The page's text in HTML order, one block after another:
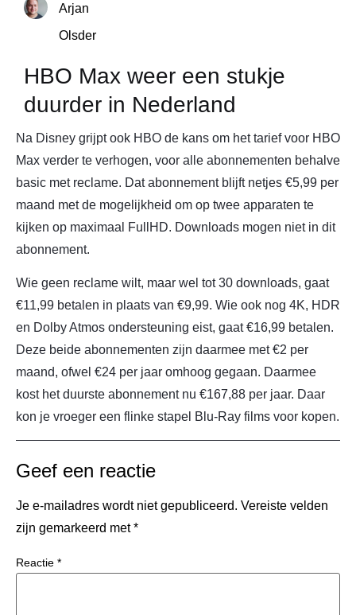
Arjan
Olsder
HBO Max weer een stukje
duurder in Nederland
Na Disney grijpt ook HBO de kans om het tarief voor HBO
Max verder te verhogen, voor alle abonnementen behalve
basic met reclame. Dat abonnement blijft netjes €5,99 per
maand met de mogelijkheid om op twee apparaten te
kijken op maximaal FullHD. Downloads mogen niet in dit
abonnement.
Wie geen reclame wilt, maar wel tot 30 downloads, gaat
€11,99 betalen in plaats van €9,99. Wie ook nog 4K, HDR
en Dolby Atmos ondersteuning eist, gaat €16,99 betalen.
Deze beide abonnementen zijn daarmee met €2 per
maand, ofwel €24 per jaar omhoog gegaan. Daarmee
kost het duurste abonnement nu €167,88 per jaar. Daar
kon je vroeger een flinke stapel Blu-Ray films voor kopen.
Geef een reactie
Je e-mailadres wordt niet gepubliceerd. Vereiste velden
zijn gemarkeerd met*
Reactie *